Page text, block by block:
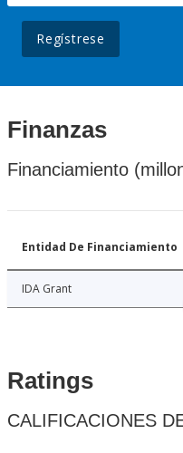
Regístrese
Finanzas
Financiamiento
Entidad De Financiamiento
IDA Grant
Ratings
CALIFICACIONES